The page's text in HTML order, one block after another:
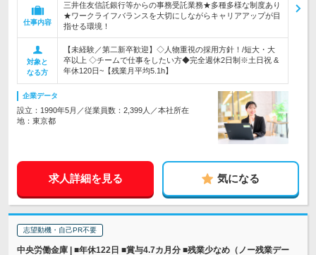
仕事内容
三井住友信託銀行等からの事務受託業務★多種多様な制度あり
★ワークライフバランスを大切にしながらキャリアアップが目
指せる環境！
対象と
なる方
【未経験／第二新卒歓迎】◇人物重視の採用方針！/短大・大
卒以上 ◇チームで仕事をしたい方◆完全週休2日制※土日祝 &
年休120日~【残業月平均5.1h】
企業データ
設立：1990年5月／従業員数：2,399人／本社所在
地：東京都
求人詳細を見る 気になる
志望動機・自己PR不要
中央労働金庫 | ■年休122日 ■賞与4.7カ月分 ■残業少なめ（ノー残業デー